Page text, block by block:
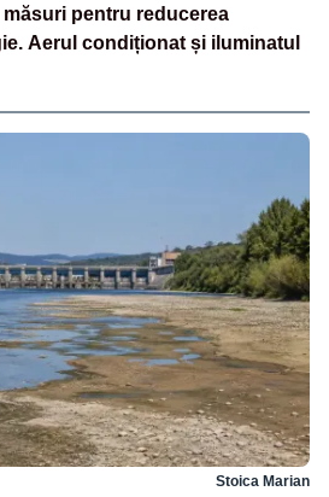
pentru reducerea
Aerul condiționat și iluminatul
Stoica Marian